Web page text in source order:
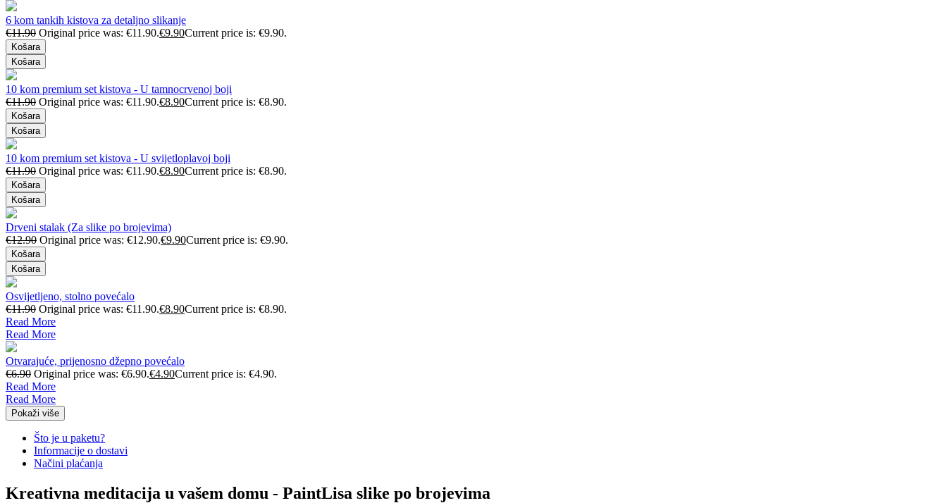
6 kom tankih kistova za detaljno slikanje
€11.90 Original price was: €11.90.€9.90Current price is: €9.90.
Košara
Košara
10 kom premium set kistova - U tamnocrvenoj boji
€11.90 Original price was: €11.90.€8.90Current price is: €8.90.
Košara
Košara
10 kom premium set kistova - U svijetloplavoj boji
€11.90 Original price was: €11.90.€8.90Current price is: €8.90.
Košara
Košara
Drveni stalak (Za slike po brojevima)
€12.90 Original price was: €12.90.€9.90Current price is: €9.90.
Košara
Košara
Osvijetljeno, stolno povećalo
€11.90 Original price was: €11.90.€8.90Current price is: €8.90.
Read More
Read More
Otvarajuće, prijenosno džepno povećalo
€6.90 Original price was: €6.90.€4.90Current price is: €4.90.
Read More
Read More
Pokaži više
Što je u paketu?
Informacije o dostavi
Načini plaćanja
Kreativna meditacija u vašem domu - PaintLisa slike po brojevima